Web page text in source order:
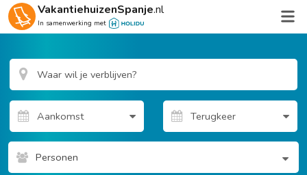
VakantiehuizenSpanje.nl
In samenwerking met
Personen